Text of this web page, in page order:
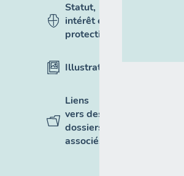
Statut,
intérêt et
protection
Illustrations
Liens
vers des
dossiers
associés